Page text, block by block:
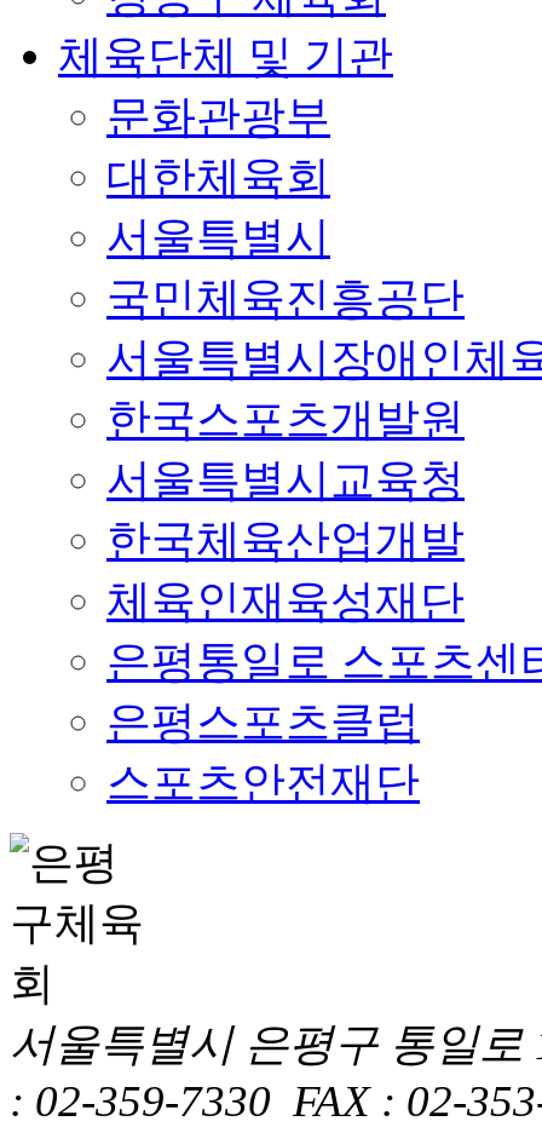
체육단체 및 기관
문화관광부
대한체육회
서울특별시
국민체육진흥공단
서울특별시장애인체
한국스포츠개발원
서울특별시교육청
한국체육산업개발
체육인재육성재단
은평통일로 스포츠센
은평스포츠클럽
스포츠안전재단
서울특별시 은평구 통일
: 02-359-7330 FAX : 02-